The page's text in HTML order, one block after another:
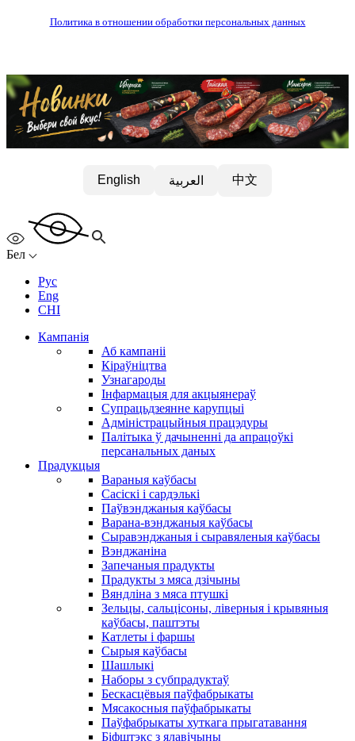
Политика в отношении обработки персональных данных
English العربية 中文
Бел
Рус
Eng
CHI
Кампанія
Аб кампаніі
Кіраўніцтва
Узнагароды
Інфармацыя для акцыянераў
Супрацьдзеянне карупцыі
Адміністрацыйныя працэдуры
Палітыка ў дачыненні да апрацоўкі
персанальных даных
Прадукцыя
Вараныя каўбасы
Сасіскі і сардэлькі
Паўвэнджаныя каўбасы
Варана-вэнджаныя каўбасы
Сыравэнджаныя і сыравяленыя каўбасы
Вэнджаніна
Запечаныя прадукты
Прадукты з мяса дзічыны
Вяндліна з мяса птушкі
Зельцы, сальцісоны, ліверныя і крывяныя
каўбасы, паштэты
Катлеты і фаршы
Сырыя каўбасы
Шашлыкі
Наборы з субпрадуктаў
Бескасцёвыя паўфабрыкаты
Мясакосныя паўфабрыкаты
Паўфабрыкаты хуткага прыгатавання
Біфштэкс з ялавічыны